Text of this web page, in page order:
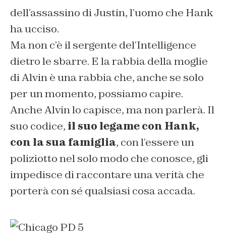
dell’assassino di Justin, l’uomo che Hank
ha ucciso.
Ma non c’è il sergente del’Intelligence
dietro le sbarre. E la rabbia della moglie
di Alvin è una rabbia che, anche se solo
per un momento, possiamo capire.
Anche Alvin lo capisce, ma non parlerà. Il
suo codice, il suo legame con Hank,
con la sua famiglia, con l’essere un
poliziotto nel solo modo che conosce, gli
impedisce di raccontare una verità che
porterà con sé qualsiasi cosa accada.